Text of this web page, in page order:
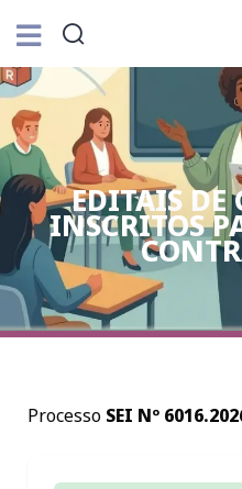
EDITAIS DE
INSCRITOS
Processo SEI Nº